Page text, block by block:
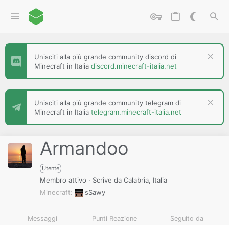
Unisciti alla più grande community discord di
Minecraft in Italia discord.minecraft-italia.net
Unisciti alla più grande community telegram di
Minecraft in Italia telegram.minecraft-italia.net
Armandoo
Utente
Membro attivo · Scrive da Calabria, Italia
Minecraft
sSawy
Messaggi Punti Reazione Seguito da